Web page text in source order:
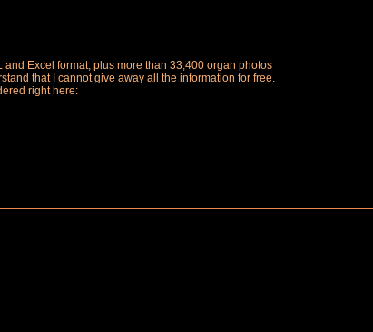
Excel format, plus more than 33,400 organ photos
that I cannot give away all the information for free.
right here: